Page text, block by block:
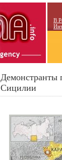
В
Демонстранты
Сицилии